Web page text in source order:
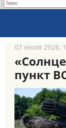
07 июля 2026,
пункт